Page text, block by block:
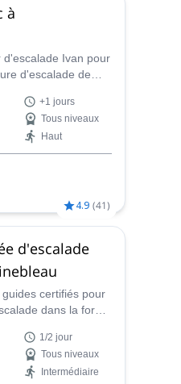
à
d'escalade Ivan pour
d'escalade de
un ou plusieurs
+1 jours
Tous niveaux
Haut
4.9 (41)
d'escalade
certifiés pour
dans la forêt
!
1/2 jour
Tous niveaux
Intermédiaire